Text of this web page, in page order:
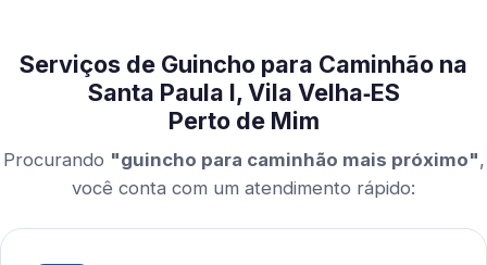
Serviços de Guincho para Caminhão na
Santa Paula I, Vila Velha‑ES
Perto de Mim
Procurando "guincho para caminhão mais próximo",
você conta com um atendimento rápido: